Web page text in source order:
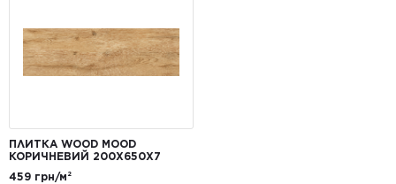
ПЛИТКА WOOD MOOD
КОРИЧНЕВИЙ 200X650X7
459 грн/м²